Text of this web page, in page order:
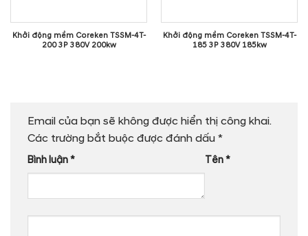
Khởi động mềm Coreken TSSM-4T-
200 3P 380V 200kw
Khởi động mềm Coreken TSSM-4T-
185 3P 380V 185kw
Email của bạn sẽ không được hiển thị công khai.
Các trường bắt buộc được đánh dấu *
Bình luận* Tên*